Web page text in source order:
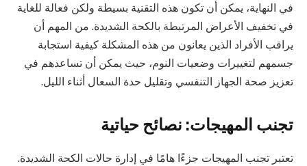
في النهاية، يمكن أن تكون هذه التقنية بسيطة ولكن فعالة للغاية
في تخفيف الأعراض المرتبطة بالكحة الشديدة. من المهم أن
يراقب الأفراد الذين يعانون من هذه المشكلة كيفية استجابة
جسمهم لتغييرات وضعيات النوم، حيث يمكن أن تساعدهم في
تعزيز صحة الجهاز التنفسي وتقليل حدة السعال أثناء الليل.
تجنب المهيجات: نصائح حياتية
تعتبر تجنب المهيجات جزءًا هامًا في إدارة حالات الكحة الشديدة.